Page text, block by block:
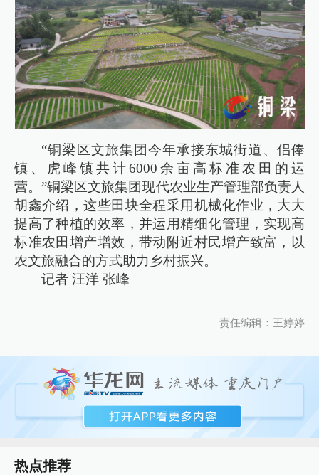
“铜梁区文旅集团今年承接东城街道、侣俸
镇、虎峰镇共计6000余亩高标准农田的运
营。”铜梁区文旅集团现代农业生产管理部负责人
胡鑫介绍，这些田块全程采用机械化作业，大大
提高了种植的效率，并运用精细化管理，实现高
标准农田增产增效，带动附近村民增产致富，以
农文旅融合的方式助力乡村振兴。
记者 汪洋 张峰
责任编辑：王婷婷
热点推荐